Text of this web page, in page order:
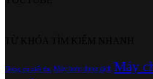
Dụng cụ xiết đai Máy bơm dung dịch Máy